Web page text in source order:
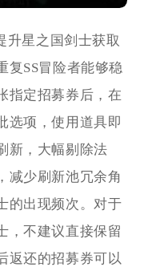
升星之国剑士获取
复SS冒险者能够稳
指定招募券后，在
选项，使用道具即
新，大幅剔除法
减少刷新池冗余角
的出现频次。对于
，不建议直接保留
返还的招募券可以